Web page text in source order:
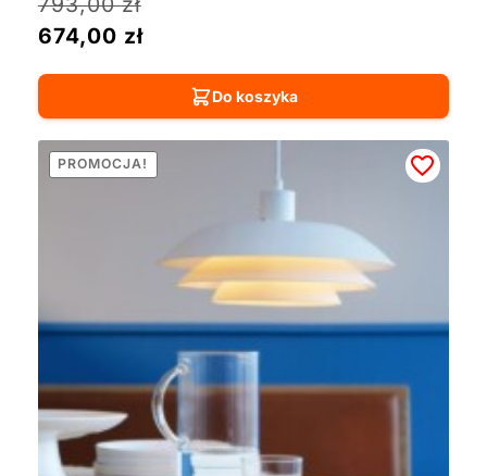
674,00 zł
Do koszyka
PROMOCJA!